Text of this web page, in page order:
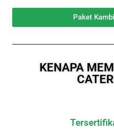
Paket
KENAPA